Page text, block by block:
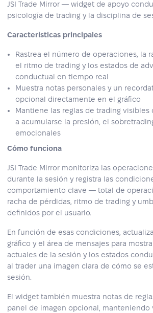
JSI Trade Mirror — widget de apoyo
psicología de trading y la disciplina de
Características principales
Rastrea el número de operaciones, la
el ritmo de trading y los estados de
conductual en tiempo real
Muestra notas personales y un
opcional directamente en el gráfico
Mantiene las reglas de trading visibles
a acumularse la presión, el
emocionales
Cómo funciona
JSI Trade Mirror monitoriza las
durante la sesión y registra las
comportamiento clave — total de
racha de pérdidas, ritmo de trading y
definidos por el usuario.
En función de esas condiciones,
gráfico y el área de mensajes para
actuales de la sesión y los estados
al trader una imagen clara de cómo se
sesión.
El widget también muestra notas de
panel de imagen opcional, manteniendo